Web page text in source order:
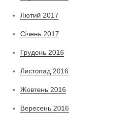
Лютий 2017
Січень 2017
Грудень 2016
Листопад 2016
Жовтень 2016
Вересень 2016